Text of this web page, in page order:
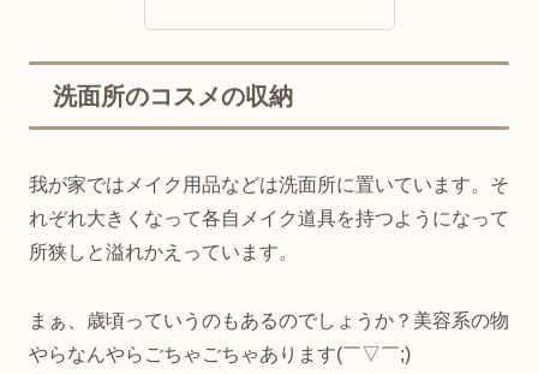
洗面所のコスメの収納
我が家ではメイク用品などは洗面所に置いています。そ
れぞれ大きくなって各自メイク道具を持つようになって
所狭しと溢れかえっています。
まぁ、歳頃っていうのもあるのでしょうか？美容系の物
やらなんやらごちゃごちゃあります(￣▽￣;)